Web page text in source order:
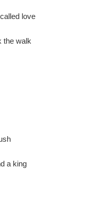
love
the walk
a king